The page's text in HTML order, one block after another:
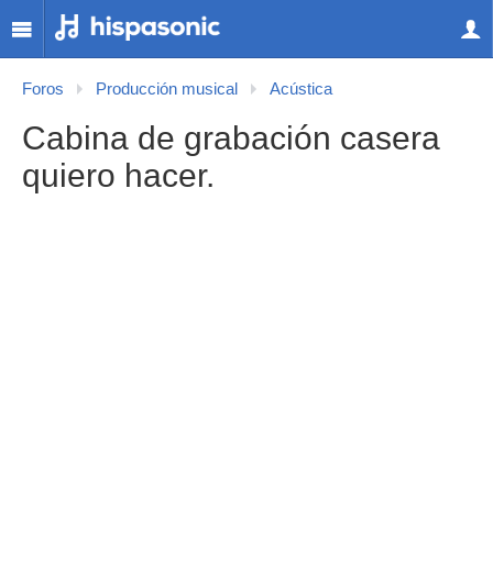
Foros Producción musical Acústica
Cabina de grabación casera
quiero hacer.